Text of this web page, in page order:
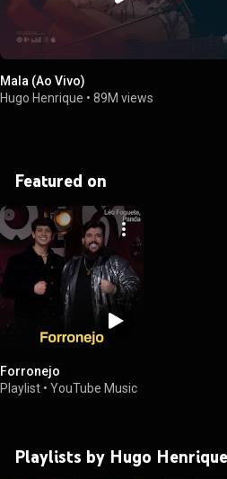
Mala (Ao Vivo)
Hugo Henrique • 89M views
Featured on
Forronejo
Playlist • YouTube Music
Playlists by Hugo Henrique